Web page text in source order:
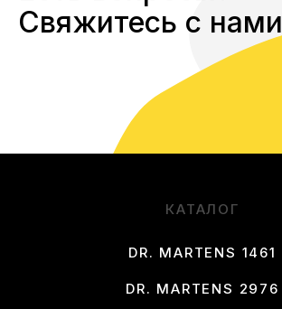
Свяжитесь с нами
КАТАЛОГ
DR. MARTENS 1461
DR. MARTENS 2976